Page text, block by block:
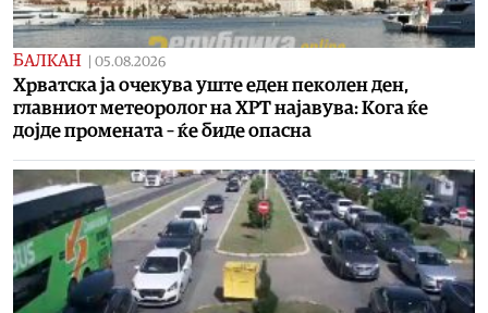
БАЛКАН 05.08.2026
Хрватска ја очекува уште еден пеколен ден,
главниот метеоролог на ХРТ најавува: Кога ќе
дојде промената – ќе биде опасна